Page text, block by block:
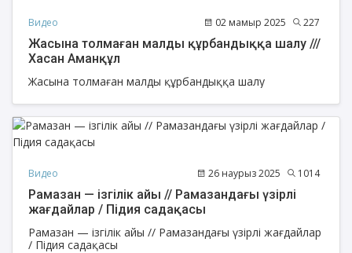
Видео 02 мамыр 2025 227
Жасына толмаған малды құрбандыққа шалу ///
Хасан Аманқұл
Жасына толмаған малды құрбандыққа шалу
Видео 26 наурыз 2025 1014
Рамазан — ізгілік айы // Рамазандағы үзірлі
жағдайлар / Підия садақасы
Рамазан — ізгілік айы // Рамазандағы үзірлі жағдайлар
/ Підия садақасы